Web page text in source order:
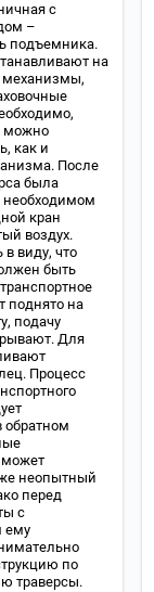
с
–
подъемника.
на
можно
как и
После
была
необходимом
кран
воздух.
виду, что
быть
поднято на
подачу
Для
Процесс
обратном
неопытный
перед
с
ему
по
траверсы.